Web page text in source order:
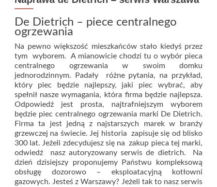
De Dietrich – piece centralnego
ogrzewania
Na pewno większość mieszkańców stało kiedyś przez
tym wyborem. A mianowicie chodzi tu o wybór pieca
centralnego ogrzewania w swoim domku
jednorodzinnym. Padały różne pytania, na przykład,
który piec będzie najlepszy, jaki piec wybrać, aby
spełnił nasze wymagania, która firma będzie najlepsza.
Odpowiedź jest prosta, najtrafniejszym wyborem
będzie piec centralnego ogrzewania marki De Dietrich.
Firma ta jest jedną z najstarszych marek w branży
grzewczej na świecie. Jej historia zapisuje się od blisko
300 lat. Jeżeli zdecydujesz się na zakup pieca tej marki,
odwiedź nasz autoryzowany serwis de dietrich. Na
dzień dzisiejszy proponujemy Państwu kompleksową
obsługę dozorowo – eksploatacyjną kotłowni
gazowych. Jesteś z Warszawy? Jeżeli tak to nasz serwis